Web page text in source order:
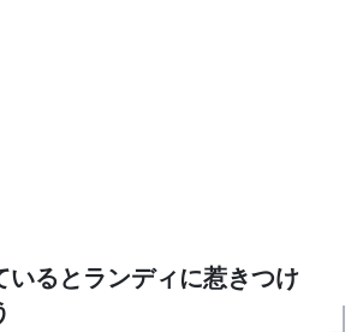
いるとランディに惹きつけ